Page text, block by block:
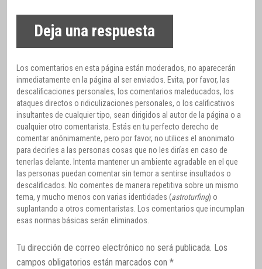
Deja una respuesta
Los comentarios en esta página están moderados, no aparecerán
inmediatamente en la página al ser enviados. Evita, por favor, las
descalificaciones personales, los comentarios maleducados, los
ataques directos o ridiculizaciones personales, o los calificativos
insultantes de cualquier tipo, sean dirigidos al autor de la página o a
cualquier otro comentarista. Estás en tu perfecto derecho de
comentar anónimamente, pero por favor, no utilices el anonimato
para decirles a las personas cosas que no les dirías en caso de
tenerlas delante. Intenta mantener un ambiente agradable en el que
las personas puedan comentar sin temor a sentirse insultados o
descalificados. No comentes de manera repetitiva sobre un mismo
tema, y mucho menos con varias identidades (astroturfing) o
suplantando a otros comentaristas. Los comentarios que incumplan
esas normas básicas serán eliminados.
Tu dirección de correo electrónico no será publicada. Los
campos obligatorios están marcados con *